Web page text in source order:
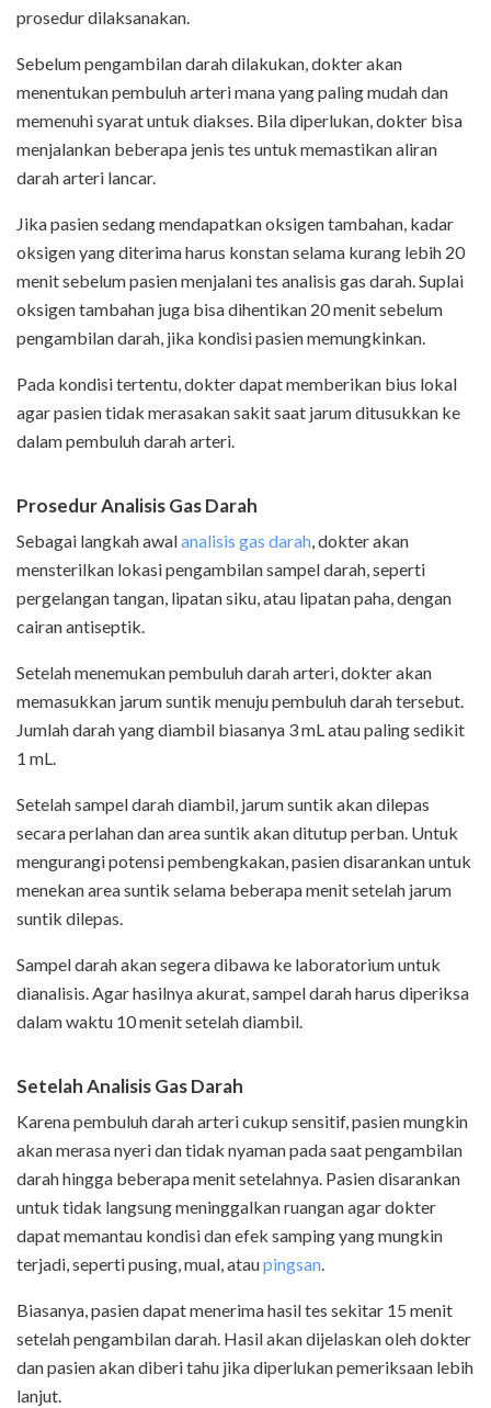
prosedur dilaksanakan.
Sebelum pengambilan darah dilakukan, dokter akan
menentukan pembuluh arteri mana yang paling mudah dan
memenuhi syarat untuk diakses. Bila diperlukan, dokter bisa
menjalankan beberapa jenis tes untuk memastikan aliran
darah arteri lancar.
Jika pasien sedang mendapatkan oksigen tambahan, kadar
oksigen yang diterima harus konstan selama kurang lebih 20
menit sebelum pasien menjalani tes analisis gas darah. Suplai
oksigen tambahan juga bisa dihentikan 20 menit sebelum
pengambilan darah, jika kondisi pasien memungkinkan.
Pada kondisi tertentu, dokter dapat memberikan bius lokal
agar pasien tidak merasakan sakit saat jarum ditusukkan ke
dalam pembuluh darah arteri.
Prosedur Analisis Gas Darah
Sebagai langkah awalanalisis gas darah, dokter akan
mensterilkan lokasi pengambilan sampel darah, seperti
pergelangan tangan, lipatan siku, atau lipatan paha, dengan
cairan antiseptik.
Setelah menemukan pembuluh darah arteri, dokter akan
memasukkan jarum suntik menuju pembuluh darah tersebut.
Jumlah darah yang diambil biasanya 3 mL atau paling sedikit
1 mL.
Setelah sampel darah diambil, jarum suntik akan dilepas
secara perlahan dan area suntik akan ditutup perban. Untuk
mengurangi potensi pembengkakan, pasien disarankan untuk
menekan area suntik selama beberapa menit setelah jarum
suntik dilepas.
Sampel darah akan segera dibawa ke laboratorium untuk
dianalisis. Agar hasilnya akurat, sampel darah harus diperiksa
dalam waktu 10 menit setelah diambil.
Setelah Analisis Gas Darah
Karena pembuluh darah arteri cukup sensitif, pasien mungkin
akan merasa nyeri dan tidak nyaman pada saat pengambilan
darah hingga beberapa menit setelahnya. Pasien disarankan
untuk tidak langsung meninggalkan ruangan agar dokter
dapat memantau kondisi dan efek samping yang mungkin
terjadi, seperti pusing, mual, ataupingsan.
Biasanya, pasien dapat menerima hasil tes sekitar 15 menit
setelah pengambilan darah. Hasil akan dijelaskan oleh dokter
dan pasien akan diberi tahu jika diperlukan pemeriksaan lebih
lanjut.